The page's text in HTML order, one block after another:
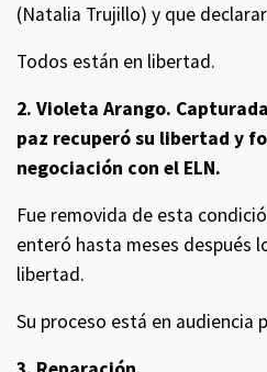
(Natalia Trujillo) y que
Todos están en libertad.
2. Violeta Arango.
paz recuperó su libertad y
negociación con el ELN.
Fue removida de esta
enteró hasta meses después
libertad.
Su proceso está en audiencia